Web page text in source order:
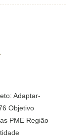
Adaptar-
Objetivo
PME Região